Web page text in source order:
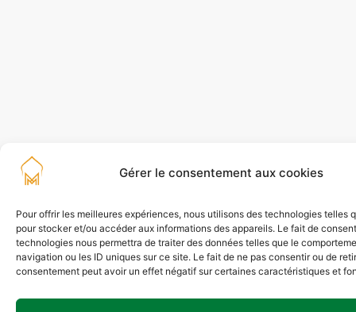
Gérer le consentement aux cookies
Pour offrir les meilleures expériences, nous utilisons des technologies telles
pour stocker et/ou accéder aux informations des appareils. Le fait de
technologies nous permettra de traiter des données telles que le
navigation ou les ID uniques sur ce site. Le fait de ne pas consentir ou de
consentement peut avoir un effet négatif sur certaines caractéristiques et